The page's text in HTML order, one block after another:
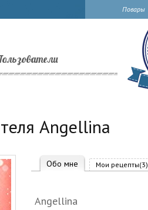
Повары
Angellina
Обо мне Мои рецепты(3)
Angellina